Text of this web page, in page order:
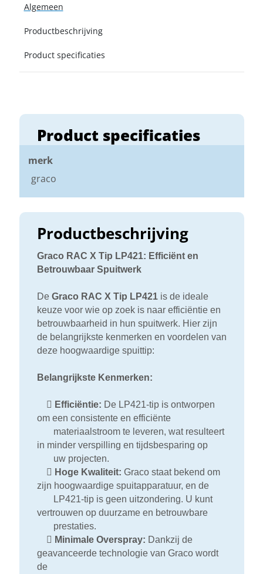
Productbeschrijving
Graco RAC X Tip LP421: Efficiënt en
Betrouwbaar Spuitwerk
De Graco RAC X Tip LP421 is de ideale
keuze voor wie op zoek is naar efficiëntie en
betrouwbaarheid in hun spuitwerk. Hier zijn
de belangrijkste kenmerken en voordelen van
deze hoogwaardige spuittip:
Belangrijkste Kenmerken:
 Efficiëntie: De LP421-tip is ontworpen
om een consistente en efficiënte
materiaalstroom te leveren, wat resulteert
in minder verspilling en tijdsbesparing op
uw projecten.
 Hoge Kwaliteit: Graco staat bekend om
zijn hoogwaardige spuitapparatuur, en de
LP421-tip is geen uitzondering. U kunt
vertrouwen op duurzame en betrouwbare
prestaties.
 Minimale Overspray: Dankzij de
geavanceerde technologie van Graco wordt
de
Product specificaties
merk
graco
Algemeen
Productbeschrijving
Product specificaties